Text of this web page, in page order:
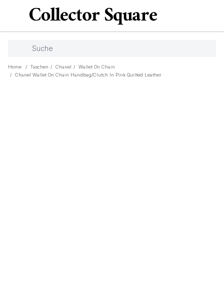
Home / Taschen / Chanel /
Wallet On Chain
/
Chanel Wallet On Chain Handbag/clutch In Pink Quilted Leather